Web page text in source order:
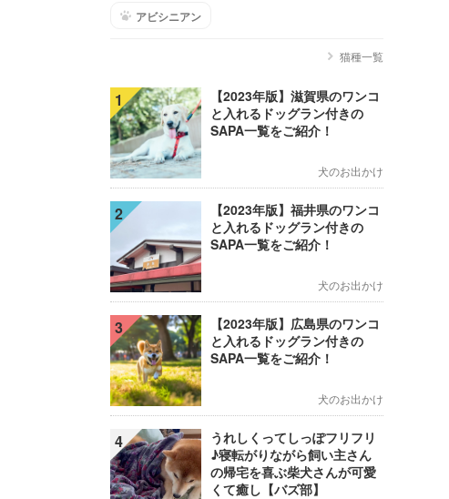
アビシニアン
猫種一覧
1
【2023年版】滋賀県のワンコ
と入れるドッグラン付きの
SAPA一覧をご紹介！
犬のお出かけ
2
【2023年版】福井県のワンコ
と入れるドッグラン付きの
SAPA一覧をご紹介！
犬のお出かけ
3
【2023年版】広島県のワンコ
と入れるドッグラン付きの
SAPA一覧をご紹介！
犬のお出かけ
4
うれしくってしっぽフリフリ
♪寝転がりながら飼い主さん
の帰宅を喜ぶ柴犬さんが可愛
くて癒し【バズ部】